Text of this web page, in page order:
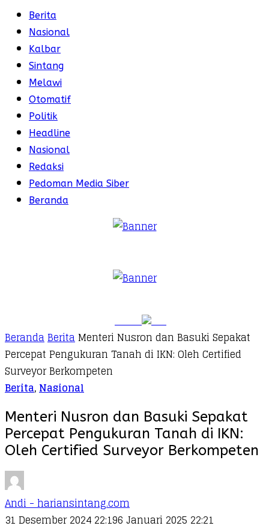
Berita
Nasional
Kalbar
Sintang
Melawi
Otomatif
Politik
Headline
Nasional
Redaksi
Pedoman Media Siber
Beranda
BerandaBeritaMenteri Nusron dan Basuki Sepakat
Percepat Pengukuran Tanah di IKN: Oleh Certified
Surveyor Berkompeten
Berita,Nasional
Menteri Nusron dan Basuki Sepakat
Percepat Pengukuran Tanah di IKN:
Oleh Certified Surveyor Berkompeten
Andi - hariansintang.com
31 Desember 2024 22:196 Januari 2025 22:21